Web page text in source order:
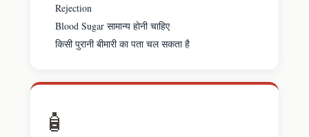
Rejection
Blood Sugar सामान्य होनी चाहिए
किसी पुरानी बीमारी का पता चल सकता है
🧴